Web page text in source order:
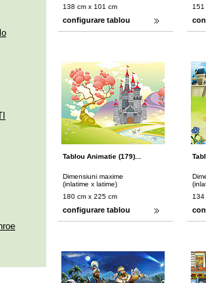
138 cm x 101 cm
configurare tablou
151
Tablou Animatie (179)...
Dimensiuni maxime
(inlatime x latime)
180 cm x 225 cm
configurare tablou
134